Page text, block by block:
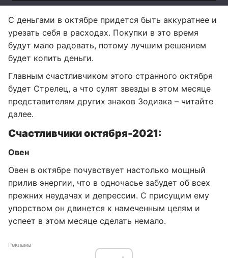
С деньгами в октябре придется быть аккуратнее и
урезать себя в расходах. Покупки в это время
будут мало радовать, потому лучшим решением
будет копить деньги.
Главным счастливчиком этого странного октября
будет Стрелец, а что сулят звезды в этом месяце
представителям других знаков Зодиака – читайте
далее.
Счастливчики октября-2021:
Овен
Овен в октябре почувствует настолько мощный
прилив энергии, что в одночасье забудет об всех
прежних неудачах и депрессии. С присущим ему
упорством он двинется к намеченным целям и
успеет в этом месяце сделать немало.
Реклама